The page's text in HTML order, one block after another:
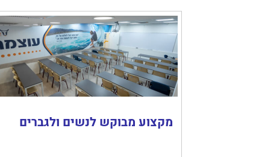
מקצוע מבוקש לנשים ולגברים